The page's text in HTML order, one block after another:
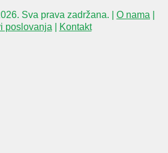
Sva prava zadržana. | O nama
poslovanja| Kontakt